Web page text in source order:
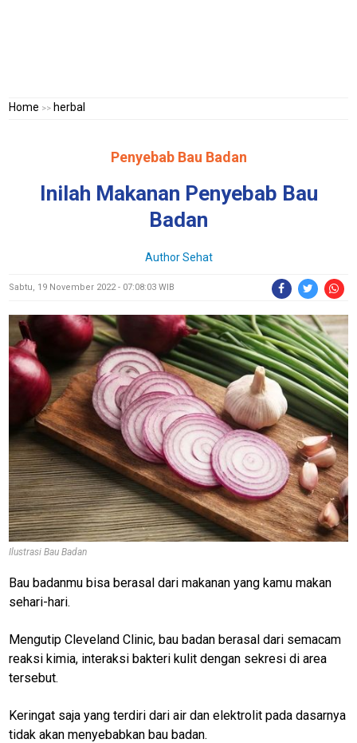
Home >> herbal
Penyebab Bau Badan
Inilah Makanan Penyebab Bau
Badan
Author Sehat
Sabtu, 19 November 2022 - 07:08:03 WIB
Ilustrasi Bau Badan
Bau badanmu bisa berasal dari makanan yang kamu makan
sehari-hari.
Mengutip Cleveland Clinic, bau badan berasal dari semacam
reaksi kimia, interaksi bakteri kulit dengan sekresi di area
tersebut.
Keringat saja yang terdiri dari air dan elektrolit pada dasarnya
tidak akan menyebabkan bau badan.